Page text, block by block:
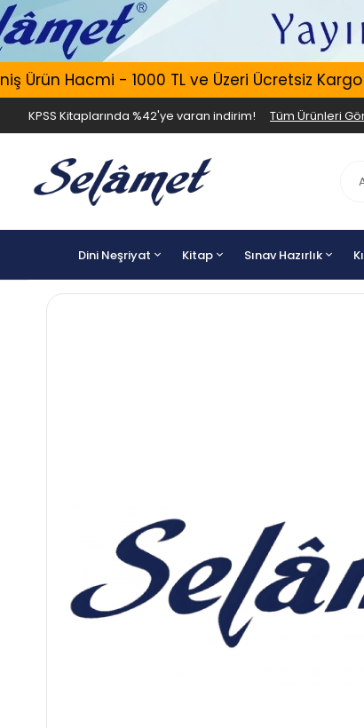
Hacmi - 1000 TL ve Üzeri Ücretsiz Kargo -
KPSS Kitaplarında %42'ye varan indirim! Tüm Ürünleri
Dini Neşriyat Kitap Sınav Hazırlık